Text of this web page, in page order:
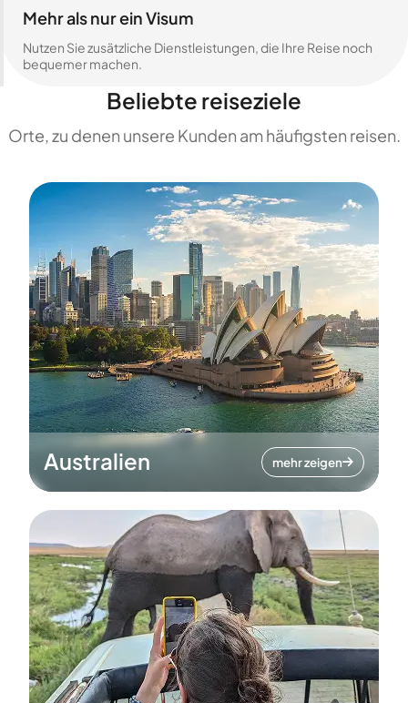
Mehr als nur ein Visum
Nutzen Sie zusätzliche Dienstleistungen, die Ihre Reise noch
bequemer machen.
Beliebte reiseziele
Orte, zu denen unsere Kunden am häufigsten reisen.
Australien mehr zeigen